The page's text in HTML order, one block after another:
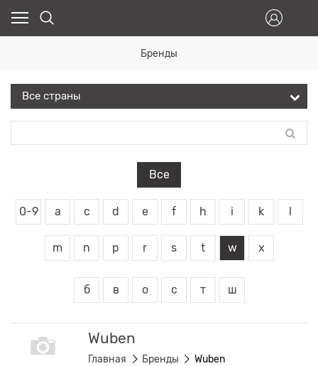
Бренды
Все
0-9 a c d e f h i k
m n p r s t w x
б в о с т ш
Wuben
Главная Бренды Wuben